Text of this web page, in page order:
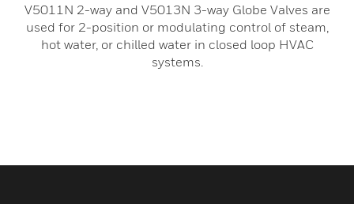
V5011N 2-way and V5013N 3-way Globe Valves are
used for 2-position or modulating control of steam,
hot water, or chilled water in closed loop HVAC
systems.